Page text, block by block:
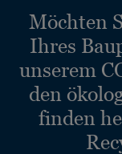
Möchten
Ihres
unserem
den
finden